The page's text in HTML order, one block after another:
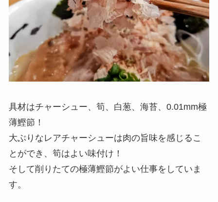
具材はチャーシュー、筍、白葱、海苔、0.01mm極
薄鰹節！
大ぶりなレアチャーシューは肉の旨味を感じるこ
とができ、筍はよい味付け！
そして削りたての極薄鰹節がよい仕事をしていま
す。